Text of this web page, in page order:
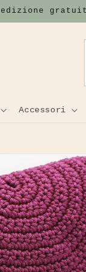
Accessori